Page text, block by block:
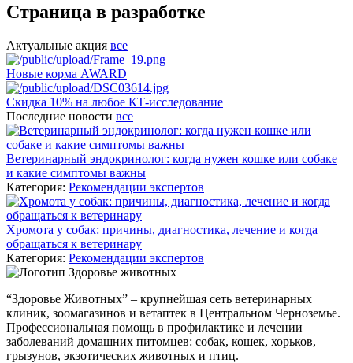
Страница в разработке
Актуальные акция все
Новые корма AWARD
Скидка 10% на любое КТ-исследование
Последние новости все
Ветеринарный эндокринолог: когда нужен кошке или собаке
и какие симптомы важны
Категория: Рекомендации экспертов
Хромота у собак: причины, диагностика, лечение и когда
обращаться к ветеринару
Категория: Рекомендации экспертов
“Здоровье Животных” – крупнейшая сеть ветеринарных
клиник, зоомагазинов и ветаптек в Центральном Черноземье.
Профессиональная помощь в профилактике и лечении
заболеваний домашних питомцев: собак, кошек, хорьков,
грызунов, экзотических животных и птиц.